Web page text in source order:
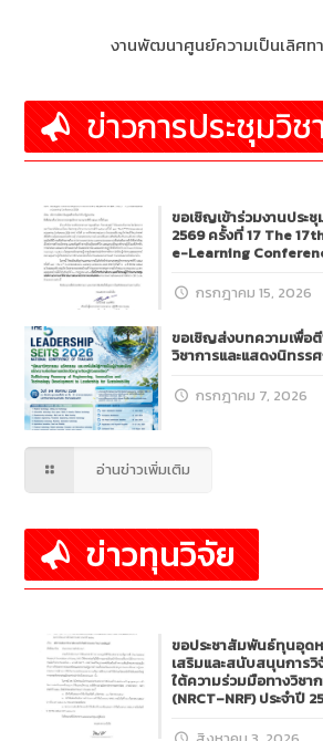
งานพัฒนาศูนย์ความเป็นเลิศท
ข่าวการประชุมวิ
ขอเชิญเข้าร่วมงานประ
2569 ครั้งที่ 17 The
e-Learning
กรกฎาคม 15, 2026
ขอเชิญส่งบทความเพื่อ
วิชาการและแสดงนิทรร
กรกฎาคม 7, 2026
อ่านข่าวเพิ่มเติม
ข่าวทุนวิจัย
ขอประชาสัมพันธ์ทุนอุด
เสริมและสนับสนุนการ
ใต้ความร่วมมือทางวิชา
(NRCT–NRF) ประจำปี